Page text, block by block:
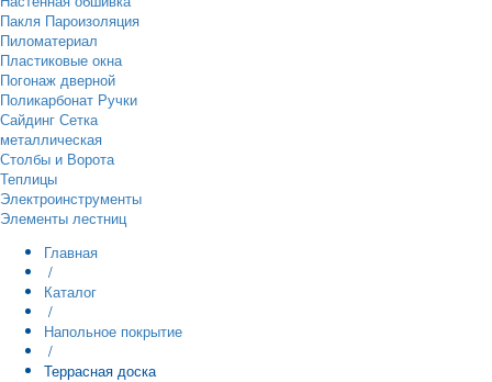
Пакля Пароизоляция
Пиломатериал
Пластиковые окна
Погонаж дверной
Поликарбонат Ручки
Сайдинг Сетка
металлическая
Столбы и Ворота
Теплицы
Электроинструменты
Элементы лестниц
Главная
/
Каталог
/
Напольное покрытие
/
Террасная доска